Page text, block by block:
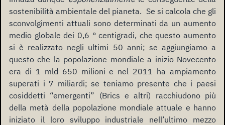
sostenibilità ambientale del pianeta. Se si calcola che gli
sconvolgimenti attuali sono determinati da un aumento
medio globale dei 0,6 ° centigradi, che questo aumento
si è realizzato negli ultimi 50 anni; se aggiungiamo a
questo che la popolazione mondiale a inizio Novecento
era di 1 mld 650 milioni e nel 2011 ha ampiamento
superati i 7 miliardi; se teniamo presente che i paesi
cosiddetti “emergenti” (Brics e altri) racchiudono più
della metà della popolazione mondiale attuale e hanno
iniziato il loro sviluppo industriale nell’ultimo mezzo